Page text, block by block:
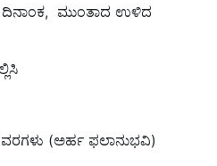
ದಿನಾಂಕ, ಮುಂತಾದ ಉಳಿದ
(ಅರ್ಹ ಫಲಾನುಭವಿ)